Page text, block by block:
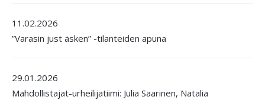
11.02.2026
”Varasin just äsken” -tilanteiden apuna
29.01.2026
Mahdollistajat-urheilijatiimi: Julia Saarinen, Natalia